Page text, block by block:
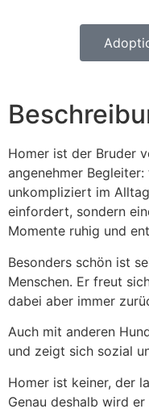
Homer ist der Bruder
angenehmer
unkompliziert im
einfordert, sondern
Momente ruhig und
Besonders schön ist
Menschen. Er freut
dabei aber immer
Auch mit anderen
und zeigt sich sozial
Homer ist keiner, der
Genau deshalb wird